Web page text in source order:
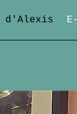
d'Alexis